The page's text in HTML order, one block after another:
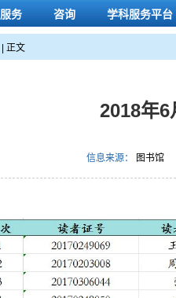
服务 咨询 学科服务平台
| 正文
2018年6
信息来源： 图书馆